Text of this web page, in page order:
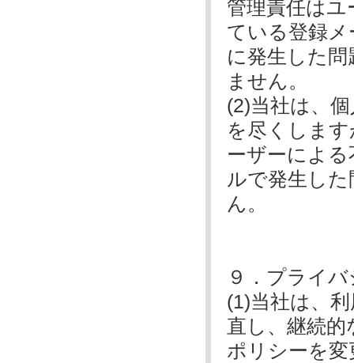
管理責任は
ている登録
に発生した
ません。
(2)当社は、
を尽くしま
ーザーによ
ルで発生し
ん。
９．プライ
(1)当社は、
直し、継続
ポリシーを